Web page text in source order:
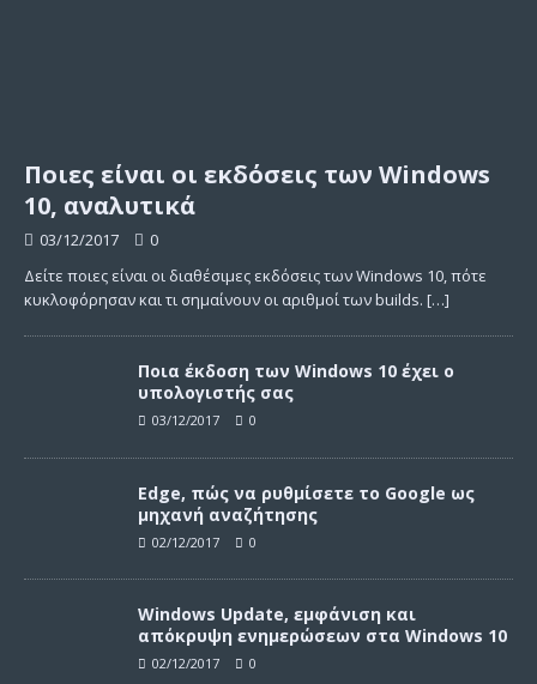
Ποιες είναι οι εκδόσεις των Windows
10, αναλυτικά
03/12/2017
0
Δείτε ποιες είναι οι διαθέσιμες εκδόσεις των Windows 10, πότε
κυκλοφόρησαν και τι σημαίνουν οι αριθμοί των builds. […]
Ποια έκδοση των Windows 10 έχει ο
υπολογιστής σας
03/12/2017 0
Edge, πώς να ρυθμίσετε το Google ως
μηχανή αναζήτησης
02/12/2017 0
Windows Update, εμφάνιση και
απόκρυψη ενημερώσεων στα Windows 10
02/12/2017 0